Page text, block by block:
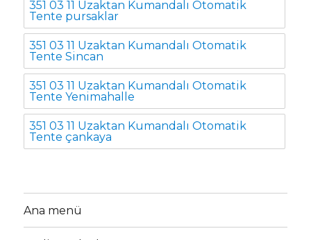
351 03 11 Uzaktan Kumandalı Otomatik
Tente pursaklar
351 03 11 Uzaktan Kumandalı Otomatik
Tente Sincan
351 03 11 Uzaktan Kumandalı Otomatik
Tente Yenimahalle
351 03 11 Uzaktan Kumandalı Otomatik
Tente çankaya
Ana menü